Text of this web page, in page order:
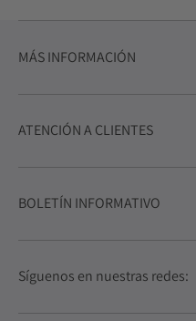
MÁS INFORMACIÓN
ATENCIÓN A CLIENTES
BOLETÍN INFORMATIVO
Síguenos en nuestras redes: